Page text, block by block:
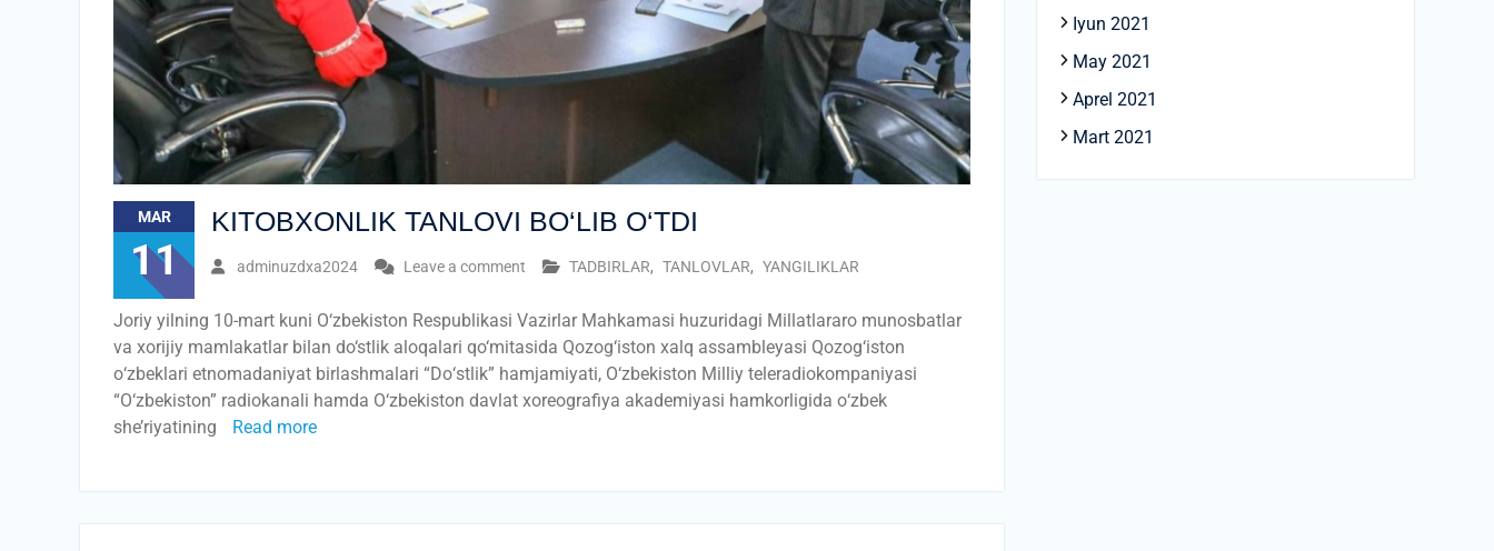
MAR
11
KITOBXONLIK TANLOVI BO‘LIB O‘TDI
adminuzdxa2024 Leave a comment TADBIRLAR, TANLOVLAR, YANGILIKLAR
Joriy yilning 10-mart kuni O‘zbekiston Respublikasi Vazirlar Mahkamasi huzuridagi Millatlararo munosbatlar
va xorijiy mamlakatlar bilan do‘stlik aloqalari qo‘mitasida Qozog‘iston xalq assambleyasi Qozog‘iston
о‘zbeklari etnomadaniyat birlashmalari “Dо‘stlik” hamjamiyati, О‘zbekiston Milliy teleradiokompaniyasi
“O‘zbekiston” radiokanali hamda O‘zbekiston davlat xoreografiya akademiyasi hamkorligida о‘zbek
she’riyatining
Read more
Iyun 2021
May 2021
Aprel 2021
Mart 2021